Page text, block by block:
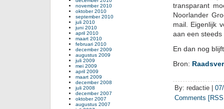
transparant
Noorlander
mail. Eigenlijk
aan een
En dan nog
Bron:
By: redactie |
Comments
november 2010
oktober 2010
september 2010
juli 2010
juni 2010
april 2010
maart 2010
februari 2010
december 2009
augustus 2009
juli 2009
mei 2009
april 2009
maart 2009
december 2008
juli 2008
december 2007
oktober 2007
augustus 2007